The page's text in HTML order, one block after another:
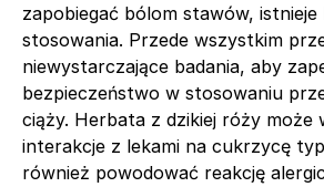
zapobiegać bólom stawów, istnieje
stosowania. Przede wszystkim
niewystarczające badania, aby
bezpieczeństwo w stosowaniu
ciąży. Herbata z dzikiej róży może
interakcje z lekami na cukrzycę
również powodować reakcję